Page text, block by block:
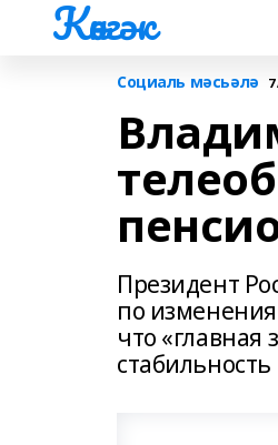
Көнгәк
Социаль мәсьәлә
Президент
по
что